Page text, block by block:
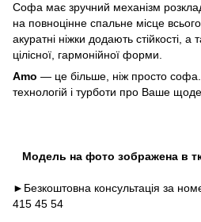
Софа має зручний механізм
на повноцінне спальне місце всього
акуратні ніжки додають стійкості, а
цілісної, гармонійної форми.
Amo — це більше, ніж просто
технологій і турботи про Ваше
Модель на фото зображена в
►Безкоштовна консультація за
415 45 54